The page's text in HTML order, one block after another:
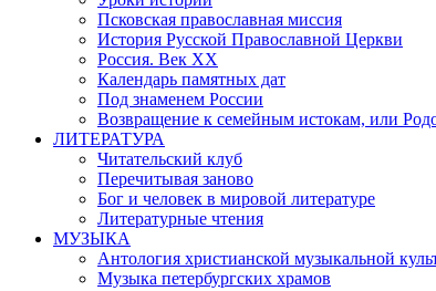
Псковская православная миссия
История Русской Православной Церкви
Россия. Век ХХ
Календарь памятных дат
Под знаменем России
Возвращение к семейным истокам, или
ЛИТЕРАТУРА
Читательский клуб
Перечитывая заново
Бог и человек в мировой литературе
Литературные чтения
МУЗЫКА
Антология христианской музыкальной
Музыка петербургских храмов